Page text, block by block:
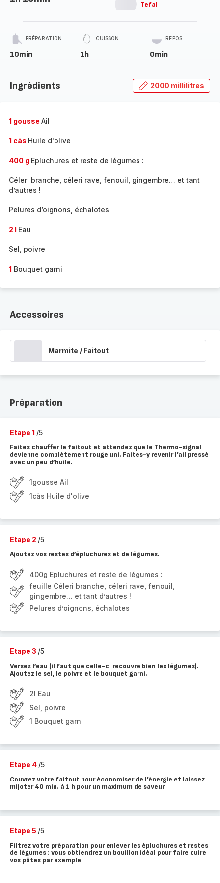
Tefal
PRÉPARATION
10min
CUISSON
1h
REPOS
0min
Ingrédients 2000 millilitres
1 gousse Ail
1 càs Huile d'olive
400 g Epluchures et reste de légumes :
Céleri branche, céleri rave, fenouil, gingembre… et tant
d’autres !
Pelures d’oignons, échalotes
2 l Eau
Sel, poivre
1 Bouquet garni
Accessoires
Marmite / Faitout
Préparation
Etape 1 /5
Faites chauffer le faitout et attendez que le Thermo-signal
devienne complètement rouge uni. Faites-y revenir l’ail pressé
avec un peu d’huile.
1gousse Ail
1càs Huile d'olive
Etape 2 /5
Ajoutez vos restes d’épluchures et de légumes.
400g Epluchures et reste de légumes :
feuille Céleri branche, céleri rave, fenouil,
gingembre… et tant d’autres !
Pelures d’oignons, échalotes
Etape 3 /5
Versez l’eau (il faut que celle-ci recouvre bien les légumes).
Ajoutez le sel, le poivre et le bouquet garni.
2l Eau
Sel, poivre
1 Bouquet garni
Etape 4 /5
Couvrez votre faitout pour économiser de l’énergie et laissez
mijoter 40 min. à 1 h pour un maximum de saveur.
Etape 5 /5
Filtrez votre préparation pour enlever les épluchures et restes
de légumes : vous obtiendrez un bouillon idéal pour faire cuire
vos pâtes par exemple.